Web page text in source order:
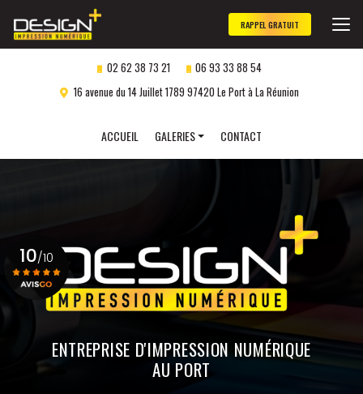
au
contenu
principal
02 62 38 73 21
06 93 33 88 54
16 avenue du 14 Juillet 1789 97420 Le Port à La Réunion
ACCUEIL
GALERIES
Impression numérique
Gravure laser
personnalisée
CONTACT
RAPPEL GRATUIT
ENTREPRISE D'IMPRESSION NUMÉRIQUE
AU PORT
10/10
Voir le certificat